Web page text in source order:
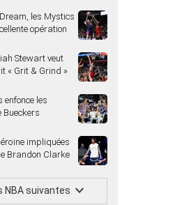
les Mystics
opération
Stewart veut
« Grit & Grind »
les
Bueckers
impliquées
Brandon Clarke
NBA suivantes